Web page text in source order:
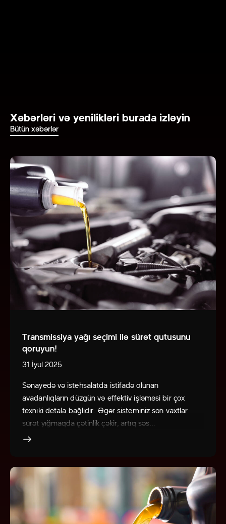
Xəbərləri və yenilikləri burada izləyin
Bütün xəbərlər
Transmissiya yağı seçimi ilə sürət qutusunu
qoruyun!
31 İyul 2025
Sənayedə və istehsalatda istifadə olunan
avadanlıqların düzgün və effektiv işləməsi bir çox
texniki detala bağlıdır. Əgər sisteminiz son vaxtlar
sürət yığmaqda çətinlik çəkir, artıq səs…